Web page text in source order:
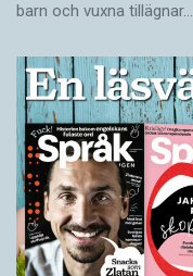
barn och vuxna tillägnar…